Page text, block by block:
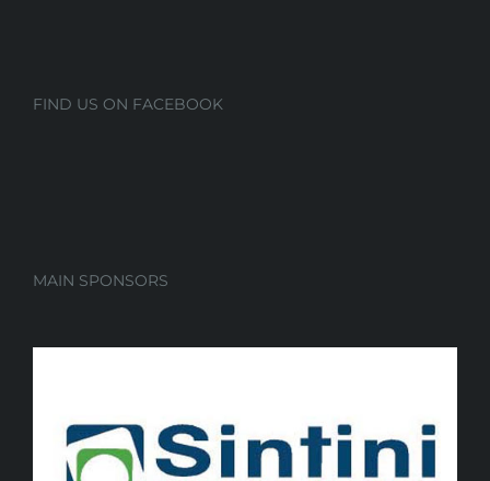
FIND US ON FACEBOOK
MAIN SPONSORS